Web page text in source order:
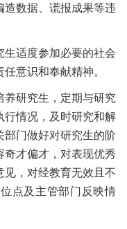
数据、谎报成果等违
生适度参加必要的社会
意识和奉献精神。
养研究生，定期与研究
行情况，及时研究和解
部门做好对研究生的阶
才偏才，对表现优秀
见，对经教育无效且不
点及主管部门反映情